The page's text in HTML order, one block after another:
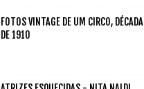
FOTOS VINTAGE DE UM CIRCO, DÉCADA
DE 1910